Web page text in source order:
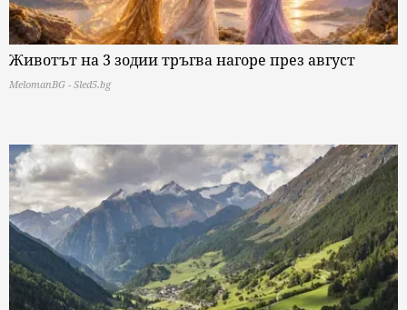
Животът на 3 зодии тръгва нагоре през август
MelomanBG - Sled5.bg